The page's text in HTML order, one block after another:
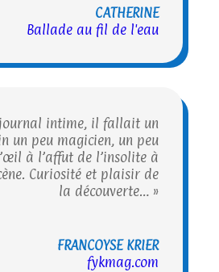
CATHERINE
Ballade au fil de l'eau
journal intime, il fallait un
un peu magicien, un peu
à l’affut de l’insolite à
Curiosité et plaisir de
la découverte… »
FRANCOYSE KRIER
fykmag.com